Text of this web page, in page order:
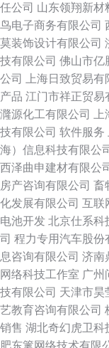
任公司 山东领翔新材
鸟电子商务有限公司
莫装饰设计有限公司
技有限公司 佛山市亿
公司
上海日致贸易有
产品 江门市祥正贸易
漋源化工有限公司
技有限公司 软件服务
海）信息科技有限公
西泽曲申建材有限公
房产咨询有限公司 畜
化发展有限公司 互联
电池开发 北京仕系科
司 程力专用汽车股份
息咨询有限公司 济南
网络科技工作室 广州
技有限公司 天津市昊
艺教育咨询有限公司
销售 湖北奇幻虎卫科
肥东篱网络技术有限